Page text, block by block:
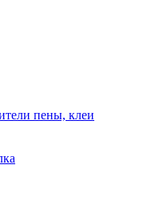
пены, клеи